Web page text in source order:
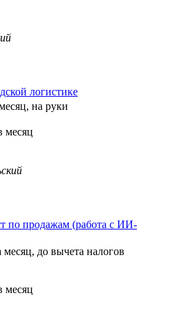
логистике
на руки
месяц
по продажам (работа с ИИ-
месяц, до вычета налогов
месяц